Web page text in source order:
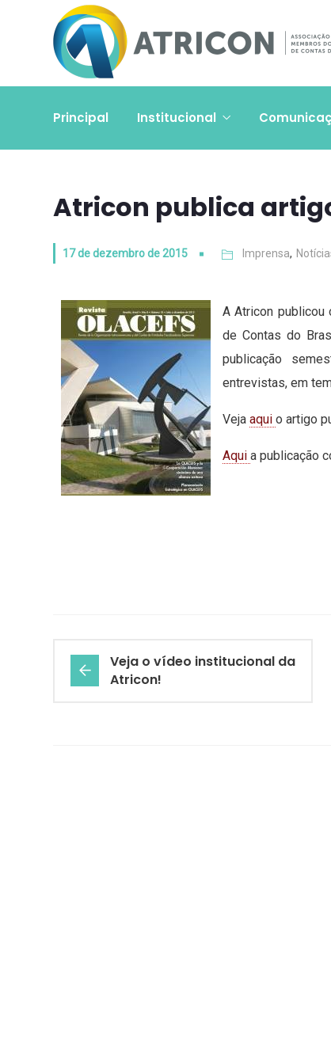
Principal Institucional
Atricon publica artigo
17 de dezembro de 2015 Imprensa,
A Atricon publicou
de Contas do
publicação
entrevistas, em
Veja aqui o artigo
Aqui a publicação
Veja o vídeo institucional da
Atricon!